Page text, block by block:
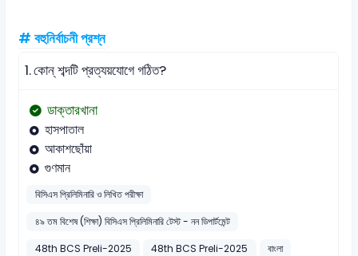
# বহুনির্বাচনী প্রশ্ন
1.কোন্ শব্দটি প্রত্যয়যোগে গঠিত?
ডাক্তারখানা
হাসপাতাল
আকাশছোঁয়া
গুণমান
বিসিএস প্রিলিমিনারি ও লিখিত পরীক্ষা
৪৯ তম বিশেষ (শিক্ষা) বিসিএস প্রিলিমিনারি টেস্ট - নন ডিপার্টমেন্ট
48th BCS Preli-2025
48th BCS Preli-2025
বাংলা